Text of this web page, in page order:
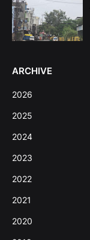
ARCHIVE
2026
2025
2024
2023
2022
2021
2020